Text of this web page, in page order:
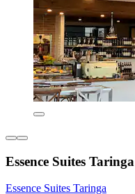
Essence Suites Taringa
Essence Suites Taringa